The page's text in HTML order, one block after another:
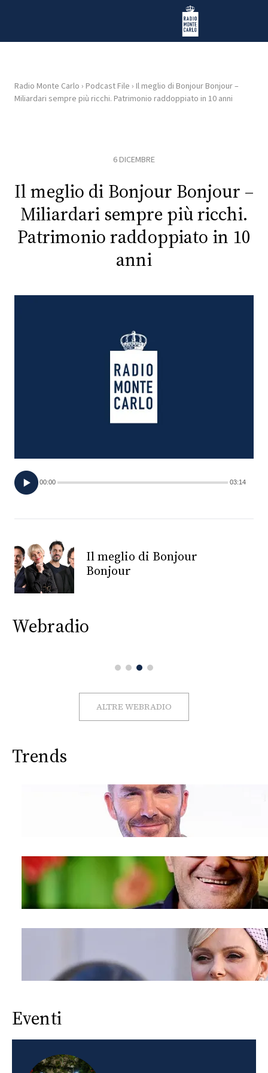
Radio Monte Carlo
HOME
RADIO
PLAYLIST
FOTO
PRINCIPATO
DI
MONACO
CONSIGLIA
Radio Monte Carlo › Podcast File › Il meglio di Bonjour Bonjour –
Miliardari sempre più ricchi. Patrimonio raddoppiato in 10 anni
6 DICEMBRE
Il meglio di Bonjour Bonjour –
Miliardari sempre più ricchi.
Patrimonio raddoppiato in 10
anni
00:00 03:14
Il meglio di Bonjour
Bonjour
Webradio
ALTRE WEBRADIO
Trends
Eventi